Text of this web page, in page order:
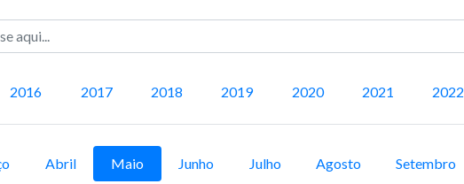
2016 2017 2018 2019 2020 2021 2022
Abril Maio Junho Julho Agosto Setembro